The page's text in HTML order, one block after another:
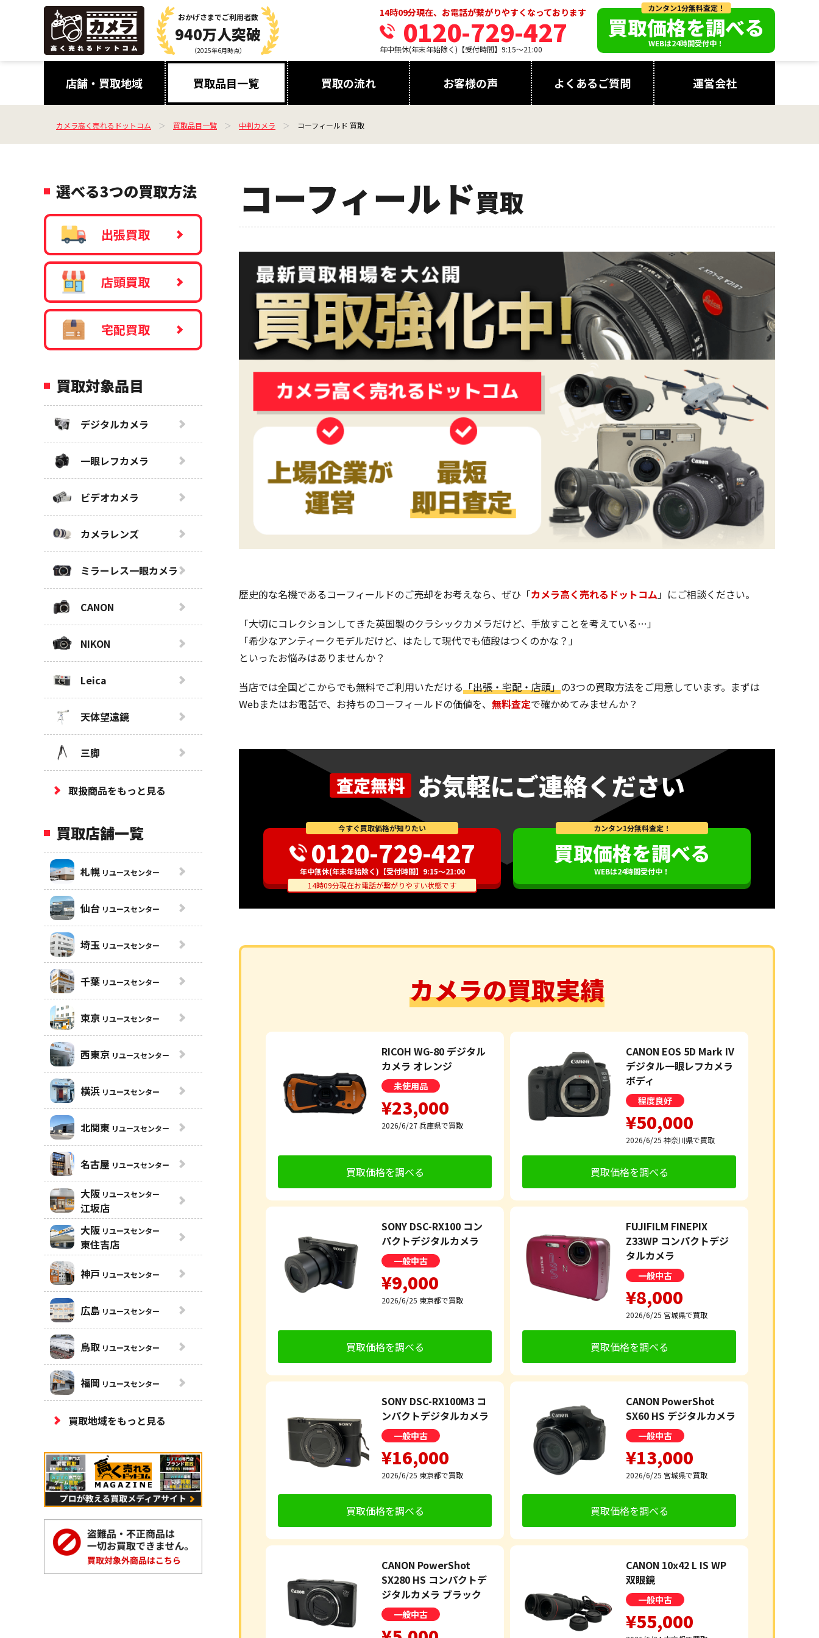
おかげさまでご利用者数
940万人突破
（2025年6月時点）
14時09分現在、お電話が繋がりやすくなっております
0120-729-427
年中無休(年末年始除く)【受付時間】9:15～21:00
カンタン1分無料査定！
買取価格を調べる
WEBは24時間受付中！
店舗・買取地域 買取品目一覧 買取の流れ お客様の声 よくあるご質問 運営会社
カメラ高く売れるドットコム 買取品目一覧 中判カメラ コーフィールド 買取
コーフィールド買取
歴史的な名機であるコーフィールドのご売却をお考えなら、ぜひ「カメラ高く売れるドットコム」にご相談ください。
「大切にコレクションしてきた英国製のクラシックカメラだけど、手放すことを考えている…」
「希少なアンティークモデルだけど、はたして現代でも値段はつくのかな？」
といったお悩みはありませんか？
当店では全国どこからでも無料でご利用いただける「出張・宅配・店頭」の3つの買取方法をご用意しています。まずは
Webまたはお電話で、お持ちのコーフィールドの価値を、 無料査定で確かめてみませんか？
査定無料 お気軽にご連絡ください
今すぐ買取価格が知りたい
0120-729-427
年中無休(年末年始除く)【受付時間】9:15～21:00
14時09分現在お電話が繋がりやすい状態です
カンタン1分無料査定！
買取価格を調べる
WEBは24時間受付中！
カメラの買取実績
RICOH WG-80 デジタル
カメラ オレンジ
未使用品
¥23,000
2026/6/27兵庫県で買取
買取価格を調べる
CANON EOS 5D Mark IV
デジタル一眼レフカメラ
ボディ
程度良好
¥50,000
2026/6/25 神奈川県で買取
買取価格を調べる
SONY DSC-RX100 コン
パクトデジタルカメラ
一般中古
¥9,000
2026/6/25 東京都で買取
買取価格を調べる
FUJIFILM FINEPIX
Z33WP コンパクトデジ
タルカメラ
一般中古
¥8,000
2026/6/25 宮城県で買取
買取価格を調べる
SONY DSC-RX100M3 コ
ンパクトデジタルカメラ
一般中古
¥16,000
2026/6/25 東京都で買取
買取価格を調べる
CANON PowerShot
SX60 HS デジタルカメラ
一般中古
¥13,000
2026/6/25 宮城県で買取
買取価格を調べる
CANON PowerShot
SX280 HS コンパクトデ
ジタルカメラ ブラック
一般中古
CANON 10x42 L IS WP
双眼鏡
一般中古
¥55,000
選べる3つの買取方法
出張買取
店頭買取
宅配買取
買取対象品目
デジタルカメラ
一眼レフカメラ
ビデオカメラ
カメラレンズ
ミラーレス一眼カメラ
CANON
NIKON
Leica
天体望遠鏡
三脚
取扱商品をもっと見る
買取店舗一覧
札幌 リユースセンター
仙台 リユースセンター
埼玉 リユースセンター
千葉 リユースセンター
東京 リユースセンター
西東京 リユースセンター
横浜 リユースセンター
北関東 リユースセンター
名古屋 リユースセンター
大阪 リユースセンター
江坂店
大阪 リユースセンター
東住吉店
神戸 リユースセンター
広島 リユースセンター
鳥取 リユースセンター
福岡 リユースセンター
買取地域をもっと見る